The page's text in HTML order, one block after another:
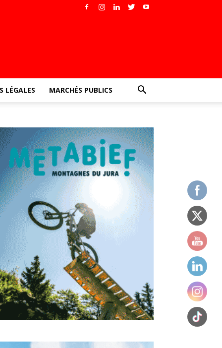
LÉGALES MARCHÉS PUBLICS